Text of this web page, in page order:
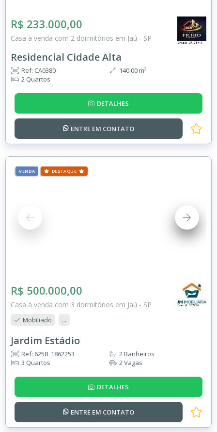
R$ 233.000,00
Casa à venda com 2 dormitórios em Jaú - SP
Residencial Cidade Alta
Ref: CA0380
2 Quartos
140.00 m²
DETALHES
ENTRE EM CONTATO
VENDA DESTAQUE
R$ 500.000,00
Casa à venda com 3 dormitórios em Jaú - SP
Mobiliado ...
Jardim Estádio
Ref: 6258_1862253
3 Quartos
2 Banheiros
2 Vagas
DETALHES
ENTRE EM CONTATO